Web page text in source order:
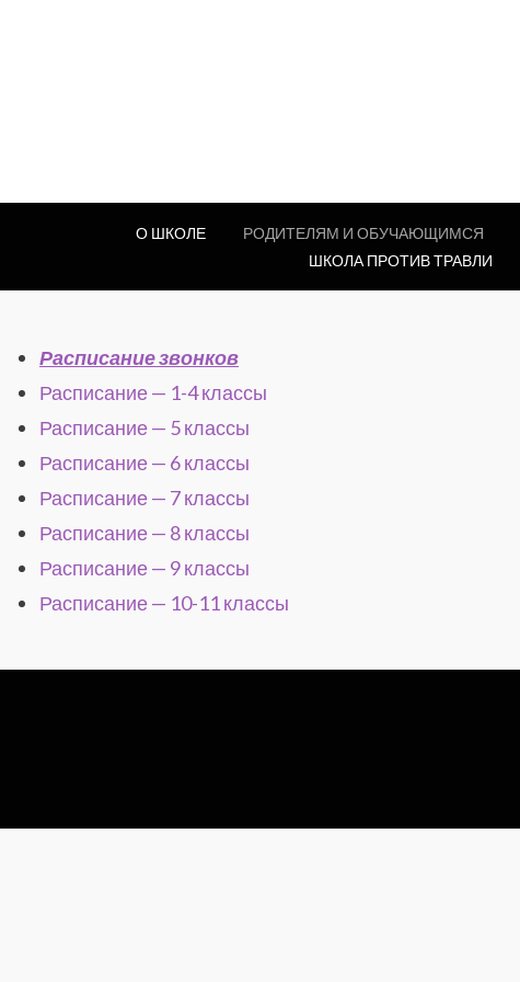
О ШКОЛЕ РОДИТЕЛЯМ И ОБУЧАЮЩИМСЯ
ШКОЛА ПРОТИВ ТРАВЛИ
Расписание звонков
Расписание — 1-4 классы
Расписание — 5 классы
Расписание — 6 классы
Расписание — 7 классы
Расписание — 8 классы
Расписание — 9 классы
Расписание — 10-11 классы